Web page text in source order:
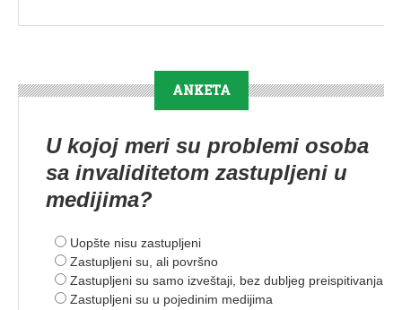
ANKETA
U kojoj meri su problemi osoba
sa invaliditetom zastupljeni u
medijima?
Uopšte nisu zastupljeni
Zastupljeni su, ali površno
Zastupljeni su samo izveštaji, bez dubljeg preispitivanja
Zastupljeni su u pojedinim medijima